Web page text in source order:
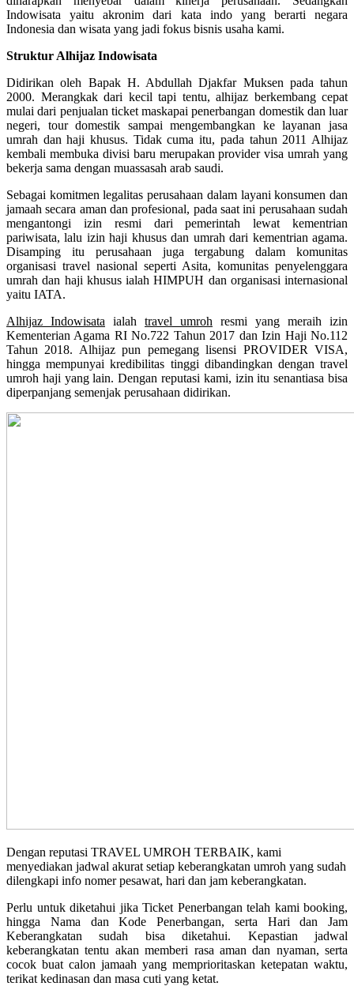
Indowisata yaitu akronim dari kata indo yang berarti negara
Indonesia dan wisata yang jadi fokus bisnis usaha kami.
Struktur Alhijaz Indowisata
Didirikan oleh Bapak H. Abdullah Djakfar Muksen pada tahun
2000. Merangkak dari kecil tapi tentu, alhijaz berkembang cepat
mulai dari penjualan ticket maskapai penerbangan domestik dan luar
negeri, tour domestik sampai mengembangkan ke layanan jasa
umrah dan haji khusus. Tidak cuma itu, pada tahun 2011 Alhijaz
kembali membuka divisi baru merupakan provider visa umrah yang
bekerja sama dengan muassasah arab saudi.
Sebagai komitmen legalitas perusahaan dalam layani konsumen dan
jamaah secara aman dan profesional, pada saat ini perusahaan sudah
mengantongi izin resmi dari pemerintah lewat kementrian
pariwisata, lalu izin haji khusus dan umrah dari kementrian agama.
Disamping itu perusahaan juga tergabung dalam komunitas
organisasi travel nasional seperti Asita, komunitas penyelenggara
umrah dan haji khusus ialah HIMPUH dan organisasi internasional
yaitu IATA.
Alhijaz Indowisata ialah travel umroh resmi yang meraih izin
Kementerian Agama RI No.722 Tahun 2017 dan Izin Haji No.112
Tahun 2018. Alhijaz pun pemegang lisensi PROVIDER VISA,
hingga mempunyai kredibilitas tinggi dibandingkan dengan travel
umroh haji yang lain. Dengan reputasi kami, izin itu senantiasa bisa
diperpanjang semenjak perusahaan didirikan.
Dengan reputasi TRAVEL UMROH TERBAIK, kami
menyediakan jadwal akurat setiap keberangkatan umroh yang sudah
dilengkapi info nomer pesawat, hari dan jam keberangkatan.
Perlu untuk diketahui jika Ticket Penerbangan telah kami booking,
hingga Nama dan Kode Penerbangan, serta Hari dan Jam
Keberangkatan sudah bisa diketahui. Kepastian jadwal
keberangkatan tentu akan memberi rasa aman dan nyaman, serta
cocok buat calon jamaah yang memprioritaskan ketepatan waktu,
terikat kedinasan dan masa cuti yang ketat.